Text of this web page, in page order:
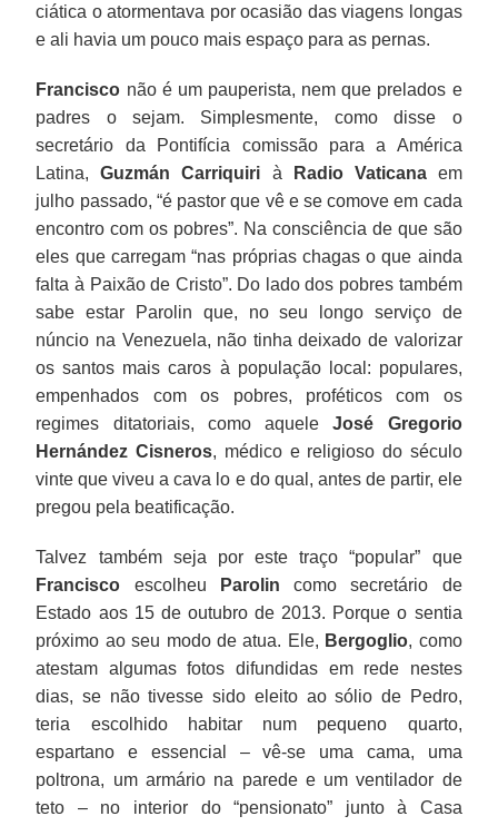
ciática o atormentava por ocasião das viagens longas
e ali havia um pouco mais espaço para as pernas.
Francisco não é um pauperista, nem que prelados e
padres o sejam. Simplesmente, como disse o
secretário da Pontifícia comissão para a América
Latina,Guzmán Carriquiri à Radio Vaticanaem
julho passado, “é pastor que vê e se comove em cada
encontro com os pobres”. Na consciência de que são
eles que carregam “nas próprias chagas o que ainda
falta à Paixão de Cristo”. Do lado dos pobres também
sabe estar Parolin que, no seu longo serviço de
núncio na Venezuela, não tinha deixado de valorizar
os santos mais caros à população local: populares,
empenhados com os pobres, proféticos com os
regimes ditatoriais, como aqueleJosé Gregorio
Hernández Cisneros, médico e religioso do século
vinte que viveu a cava lo e do qual, antes de partir, ele
pregou pela beatificação.
Talvez também seja por este traço “popular” que
Francisco escolheu Parolin como secretário de
Estado aos 15 de outubro de 2013. Porque o sentia
próximo ao seu modo de atua. Ele, Bergoglio, como
atestam algumas fotos difundidas em rede nestes
dias, se não tivesse sido eleito ao sólio de Pedro,
teria escolhido habitar num pequeno quarto,
espartano e essencial – vê-se uma cama, uma
poltrona, um armário na parede e um ventilador de
teto – no interior do “pensionato” junto à Casa